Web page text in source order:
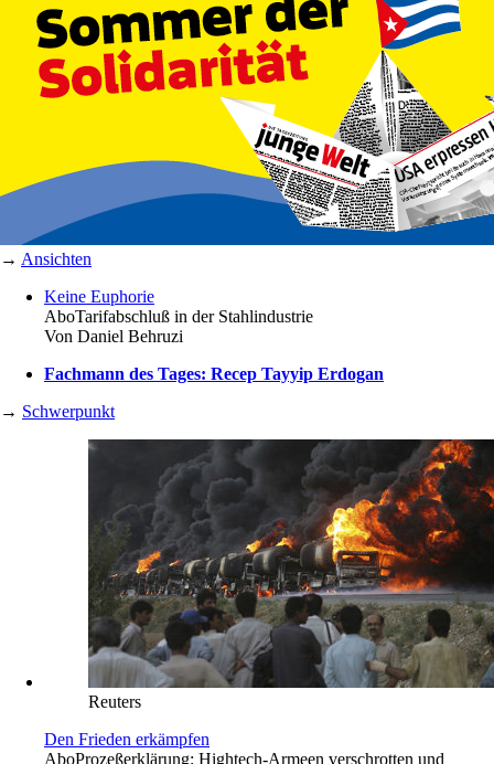
→ Ansichten
Keine Euphorie
AboTarifabschluß in der Stahlindustrie
Von Daniel Behruzi
Fachmann des Tages: Recep Tayyip Erdogan
→ Schwerpunkt
Reuters
Den Frieden erkämpfen
AboProzeßerklärung: Hightech-Armeen verschrotten und